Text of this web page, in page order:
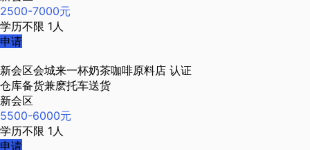
2500-7000元
学历不限 1人
申请
新会区会城来一杯奶茶咖啡原料店 认证
仓库备货兼麽托车送货
新会区
5500-6000元
学历不限 1人
申请